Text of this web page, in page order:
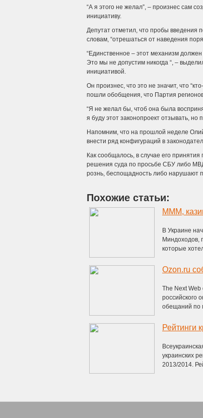
“А я этого не желал”, – произнес сам
инициативу.
Депутат отметил, что пробы введения
словам, “отрешаться от наведения
“Единственное – этот механизм
Это мы не допустим никогда “, –
инициативой.
Он произнес, что это не значит, что
пошли обобщения, что Партия
“Я не желал бы, чтоб она была
я буду этот законопроект отзывать,
Напомним, что на прошлой неделе
внести ряд конфигураций в
Как сообщалось, в случае его
решения суда по просьбе СБУ либо
рознь, беспощадность либо нарушают
Похожие статьи:
В Украине
Миндоходов,
которые
Ozon.ru
The Next Web
российского
обещаний по
украинских
2013/2014.